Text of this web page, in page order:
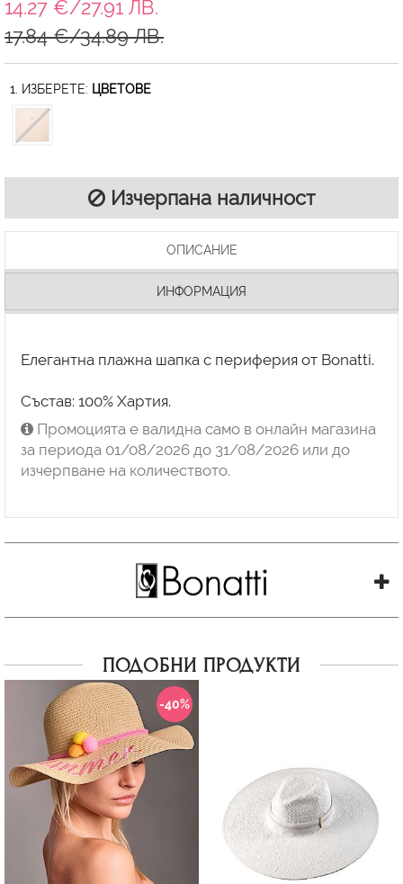
14.27 €/27.91 ЛВ.
17.84 €/34.89 ЛВ.
1. ИЗБЕРЕТЕ: ЦВЕТОВЕ
Изчерпана наличност
ОПИСАНИЕ
ИНФОРМАЦИЯ
Елегантна плажна шапка с периферия от Bonatti.
Състав: 100% Хартия.
Промоцията е валидна само в онлайн магазина
за периода 01/08/2026 до 31/08/2026 или до
изчерпване на количеството.
ПОДОБНИ ПРОДУКТИ
-40%